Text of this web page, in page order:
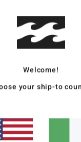
5/5
qualità-prezzo : 5/5 Taglia
/5
prodotto
Welcome!
your ship-to